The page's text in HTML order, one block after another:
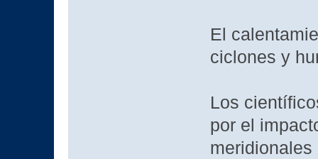
El
ciclones y
Los
por el
meridionales